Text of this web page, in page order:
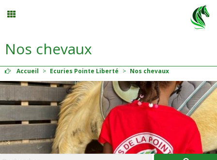
Planning
Mon compte
0 Panier
Nos chevaux
Accueil > Ecuries Pointe Liberté > Nos chevaux